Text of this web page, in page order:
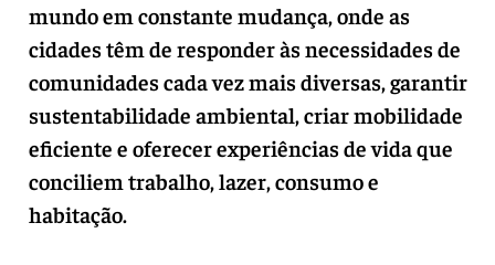
mundo em constante mudança, onde as
cidades têm de responder às necessidades de
comunidades cada vez mais diversas, garantir
sustentabilidade ambiental, criar mobilidade
eficiente e oferecer experiências de vida que
conciliem trabalho, lazer, consumo e
habitação.